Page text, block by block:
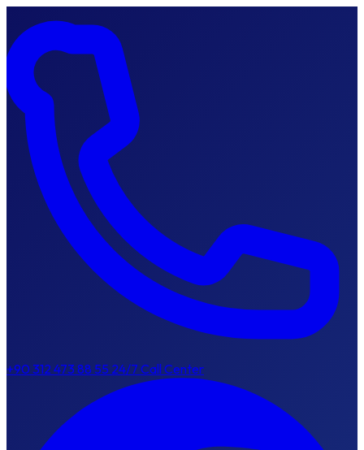
+90 312 473 88 55 24/7 Call Center